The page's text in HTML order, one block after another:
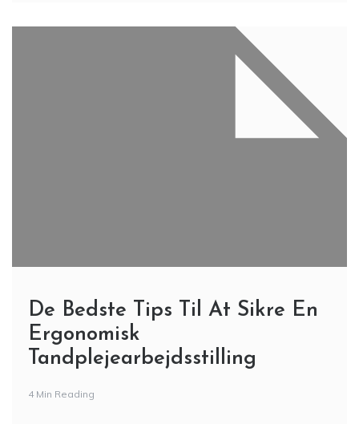
De Bedste Tips Til At Sikre En
Ergonomisk
Tandplejearbejdsstilling
4 Min Reading